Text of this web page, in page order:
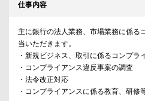
仕事内容
主に銀行の法人業務、市場業務に係る
当いただきます。
・新規ビジネス、取引に係るコンプラ
・コンプライアンス違反事案の調査
・法令改正対応
・コンプライアンスに係る教育、研修